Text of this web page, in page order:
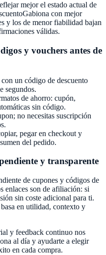
mejor el estado actual de
Gabiona con mejor
y los de menor fiabilidad bajan
válidas.
y vouchers antes de
un código de descuento
segundos.
de ahorro: cupón,
sin código.
; no necesitas suscripción
pegar en checkout y
del pedido.
y transparente
de cupones y códigos de
enlaces son de afiliación: si
sin coste adicional para ti.
en utilidad, contexto y
y feedback continuo nos
al día y ayudarte a elegir
en cada compra.